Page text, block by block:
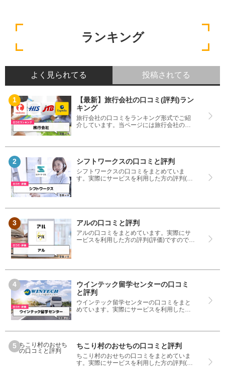
ランキング
よく見られてる 投稿されてる
【最新】旅行会社の口コミ(評判)ラン
キング
旅行会社の口コミをランキング形式でご紹
介しています。当ページには旅行会社の評
で疑問を解決できます。おすすめの旅行会
シフトワークスの口コミと評判
シフトワークスの口コミをまとめていま
す。実際にサービスを利用した方の評判(評
アルの口コミと評判
アルの口コミをまとめています。実際にサ
ービスを利用した方の評判(評価)ですので、
ウインテック留学センターの口コミ
と評判
ウインテック留学センターの口コミをまと
めています。実際にサービスを利用した方
ターを使う参考にしてください。
ちこり村のおせちの口コミと評判
ちこり村のおせちの口コミをまとめていま
す。実際にサービスを利用した方の評判(評